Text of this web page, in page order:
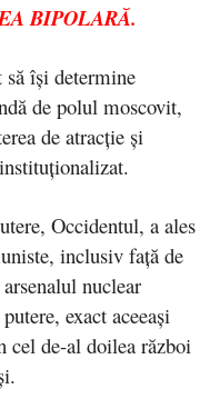
BIPOLARĂ.
să își determine
de polul moscovit,
de atracție și
Occidentul, a ales
inclusiv față de
nuclear
exact aceeași
cel de-al doilea război